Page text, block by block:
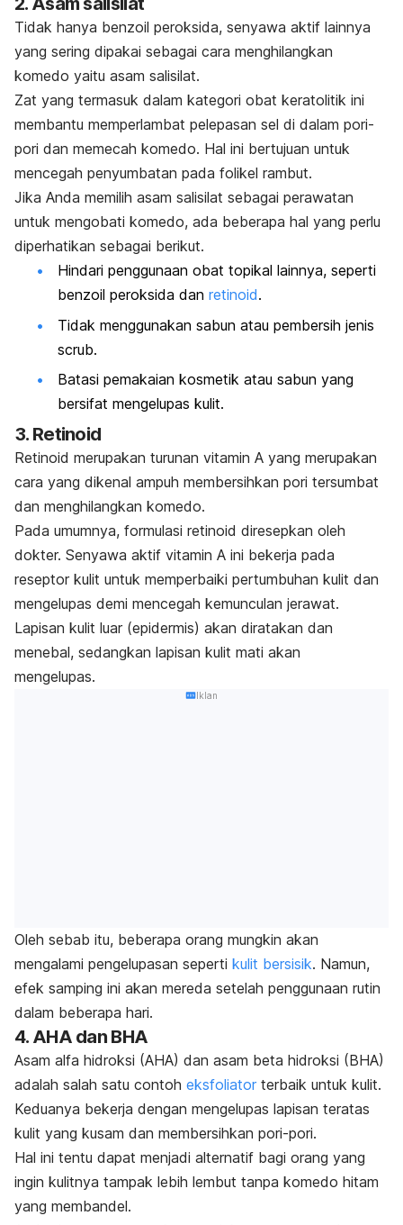
Tidak hanya benzoil peroksida, senyawa aktif lainnya
yang sering dipakai sebagai cara menghilangkan
komedo yaitu asam salisilat.
Zat yang termasuk dalam kategori obat keratolitik ini
membantu memperlambat pelepasan sel di dalam pori-
pori dan memecah komedo. Hal ini bertujuan untuk
mencegah penyumbatan pada folikel rambut.
Jika Anda memilih asam salisilat sebagai perawatan
untuk mengobati komedo, ada beberapa hal yang perlu
diperhatikan sebagai berikut.
Hindari penggunaan obat topikal lainnya, seperti
benzoil peroksida dan retinoid.
Tidak menggunakan sabun atau pembersih jenis
scrub.
Batasi pemakaian kosmetik atau sabun yang
bersifat mengelupas kulit.
3. Retinoid
Retinoid merupakan turunan vitamin A yang merupakan
cara yang dikenal ampuh membersihkan pori tersumbat
dan menghilangkan komedo.
Pada umumnya, formulasi retinoid diresepkan oleh
dokter. Senyawa aktif vitamin A ini bekerja pada
reseptor kulit untuk memperbaiki pertumbuhan kulit dan
mengelupas demi mencegah kemunculan jerawat.
Lapisan kulit luar (epidermis) akan diratakan dan
menebal, sedangkan lapisan kulit mati akan
mengelupas.
Iklan
Oleh sebab itu, beberapa orang mungkin akan
mengalami pengelupasan seperti kulit bersisik. Namun,
efek samping ini akan mereda setelah penggunaan rutin
dalam beberapa hari.
4. AHA dan BHA
Asam alfa hidroksi (AHA) dan asam beta hidroksi (BHA)
adalah salah satu contoh eksfoliator terbaik untuk kulit.
Keduanya bekerja dengan mengelupas lapisan teratas
kulit yang kusam dan membersihkan pori-pori.
Hal ini tentu dapat menjadi alternatif bagi orang yang
ingin kulitnya tampak lebih lembut tanpa komedo hitam
yang membandel.